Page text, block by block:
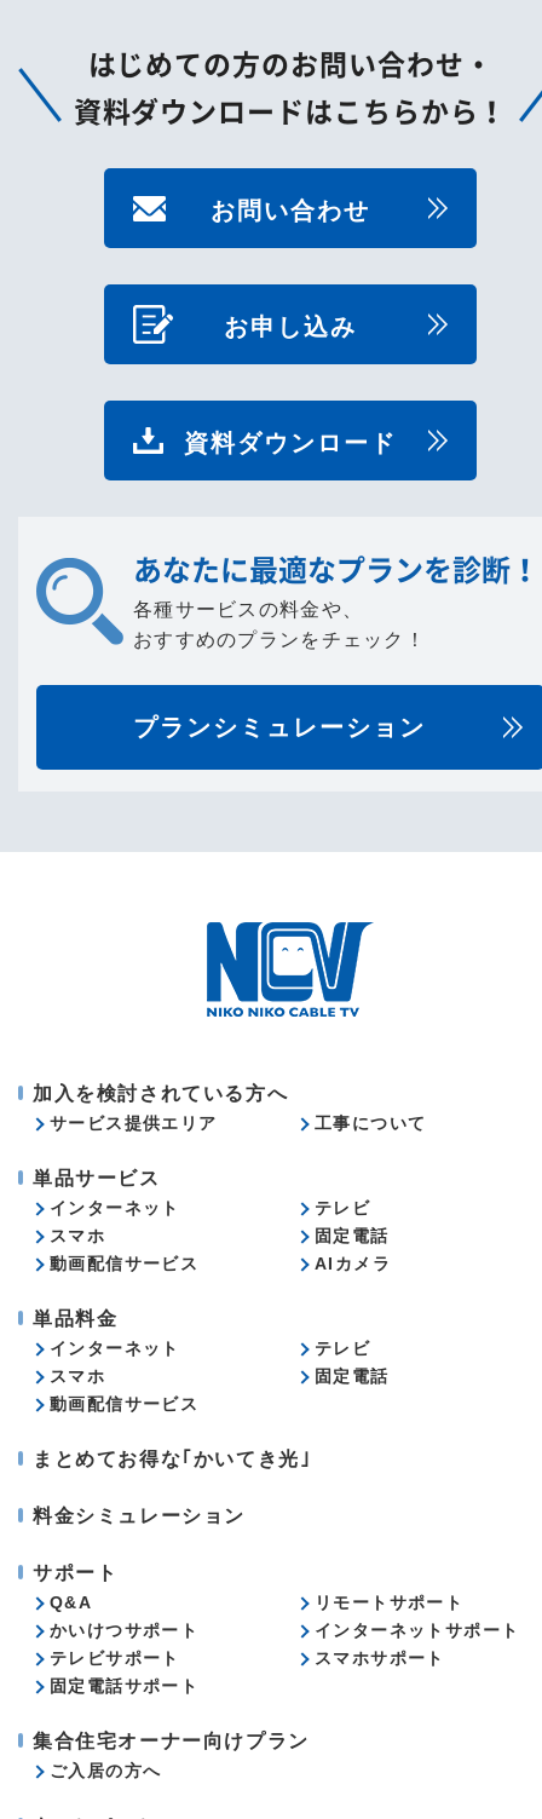
はじめての方のお問い合わせ・
資料ダウンロードはこちらから！
お問い合わせ
お申し込み
資料ダウンロード
あなたに最適なプランを診断！
各種サービスの料金や、
おすすめのプランをチェック！
プランシミュレーション
加入を検討されている方へ
サービス提供エリア 工事について
単品サービス
インターネット
テレビ
スマホ
固定電話
動画配信サービス
AIカメラ
単品料金
インターネット
テレビ
スマホ
固定電話
動画配信サービス
まとめてお得な｢かいてき光｣
料金シミュレーション
サポート
Q&A
リモートサポート
かいけつサポート
インターネットサポート
テレビサポート
スマホサポート
固定電話サポート
集合住宅オーナー向けプラン
ご入居の方へ